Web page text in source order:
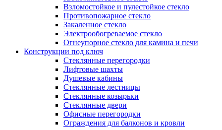
Взломостойкое и пулестойкое стекло
Противопожарное стекло
Закаленное стекло
Электрообогреваемое стекло
Огнеупорное стекло для камина и печи
Конструкции под ключ
Стеклянные перегородки
Лифтовые шахты
Душевые кабины
Cтеклянные лестницы
Cтеклянные козырьки
Cтеклянные двери
Офисные перегородки
Ограждения для балконов и кровли